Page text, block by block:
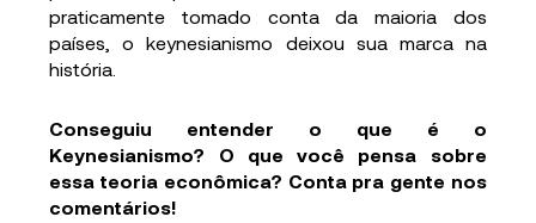
praticamente tomado conta da maioria dos
países, o keynesianismo deixou sua marca na
história.
Conseguiu entender o que é o
Keynesianismo? O que você pensa sobre
essa teoria econômica? Conta pra gente nos
comentários!